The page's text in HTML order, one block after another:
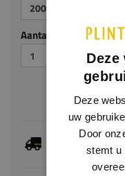
2000
Aantal stuks
Je hebt
levertijd
Deze
uw
Door
stemt u